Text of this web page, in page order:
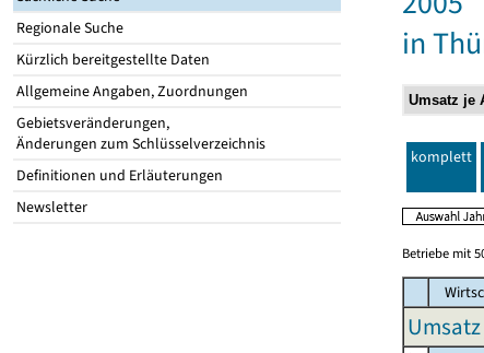
Regionale Suche
Kürzlich bereitgestellte Daten
Allgemeine Angaben, Zuordnungen
Gebietsveränderungen,
Änderungen zum Schlüsselverzeichnis
Definitionen und Erläuterungen
Newsletter
in
komplett
Betriebe mit